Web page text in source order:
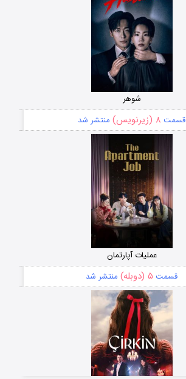
شوهر
قسمت ۸ (زیرنویس) منتشر شد
عملیات آپارتمان
قسمت ۵ (دوبله) منتشر شد